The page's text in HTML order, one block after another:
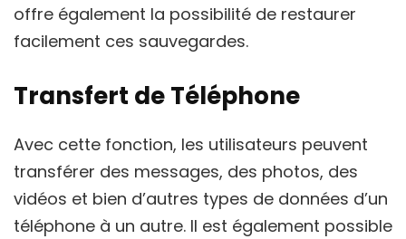
offre également la possibilité de restaurer
facilement ces sauvegardes.
Transfert de Téléphone
Avec cette fonction, les utilisateurs peuvent
transférer des messages, des photos, des
vidéos et bien d’autres types de données d’un
téléphone à un autre. Il est également possible